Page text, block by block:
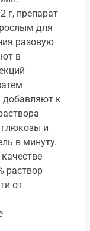
г, препарат
для
разовую
в
добавляют к
глюкозы и
в минуту.
раствор
от